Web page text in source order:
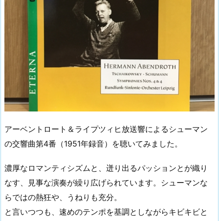
アーベントロート＆ライプツィヒ放送響によるシューマン
の交響曲第4番（1951年録音）を聴いてみました。
濃厚なロマンティシズムと、迸り出るパッションとが織り
なす、見事な演奏が繰り広げられています。シューマンな
らではの熱狂や、うねりも充分。
と言いつつも、速めのテンポを基調としながらキビキビと